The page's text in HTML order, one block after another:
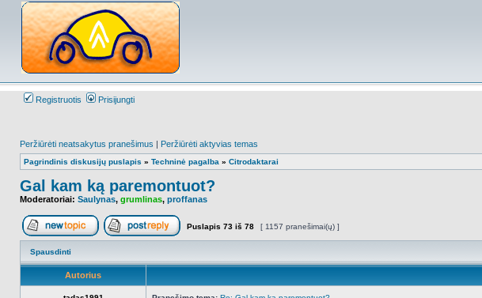
Registruotis Prisijungti
Peržiūrėti neatsakytus pranešimus | Peržiūrėti aktyvias temas
Pagrindinis diskusijų puslapis » Techninė pagalba » Citrodaktarai
Gal kam ką paremontuot?
Moderatoriai: Saulynas, grumlinas, proffanas
Naujos temos kūrimasAtsakyti į temą
Puslapis 73 iš 78 [ 1157 pranešimai(ų) ]
Spausdinti
Autorius